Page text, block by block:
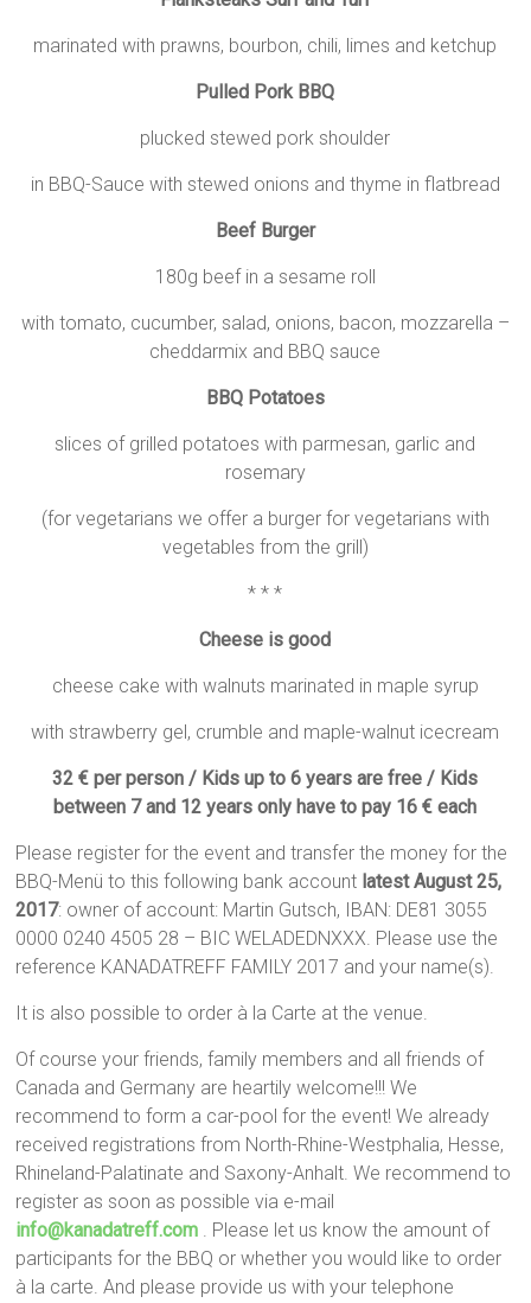
marinated with prawns, bourbon, chili, limes and ketchup
Pulled Pork BBQ
plucked stewed pork shoulder
in BBQ-Sauce with stewed onions and thyme in flatbread
Beef Burger
180g beef in a sesame roll
with tomato, cucumber, salad, onions, bacon, mozzarella –
cheddarmix and BBQ sauce
BBQ Potatoes
slices of grilled potatoes with parmesan, garlic and
rosemary
(for vegetarians we offer a burger for vegetarians with
vegetables from the grill)
* * *
Cheese is good
cheese cake with walnuts marinated in maple syrup
with strawberry gel, crumble and maple-walnut icecream
32 € per person / Kids up to 6 years are free / Kids
between 7 and 12 years only have to pay 16 € each
Please register for the event and transfer the money for the
BBQ-Menü to this following bank account latest August 25,
2017: owner of account: Martin Gutsch, IBAN: DE81 3055
0000 0240 4505 28 – BIC WELADEDNXXX. Please use the
reference KANADATREFF FAMILY 2017 and your name(s).
It is also possible to order à la Carte at the venue.
Of course your friends, family members and all friends of
Canada and Germany are heartily welcome!!! We
recommend to form a car-pool for the event! We already
received registrations from North-Rhine-Westphalia, Hesse,
Rhineland-Palatinate and Saxony-Anhalt. We recommend to
register as soon as possible via e-mail
info@kanadatreff.com . Please let us know the amount of
participants for the BBQ or whether you would like to order
à la carte. And please provide us with your telephone